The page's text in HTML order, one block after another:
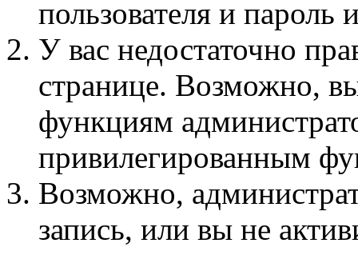
пользователя и пароль
У вас недостаточно
странице. Возможно,
функциям
привилегированным
Возможно,
запись, или вы не